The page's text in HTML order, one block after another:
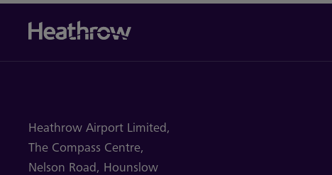
Heathrow Airport Limited,
The Compass Centre,
Nelson Road, Hounslow